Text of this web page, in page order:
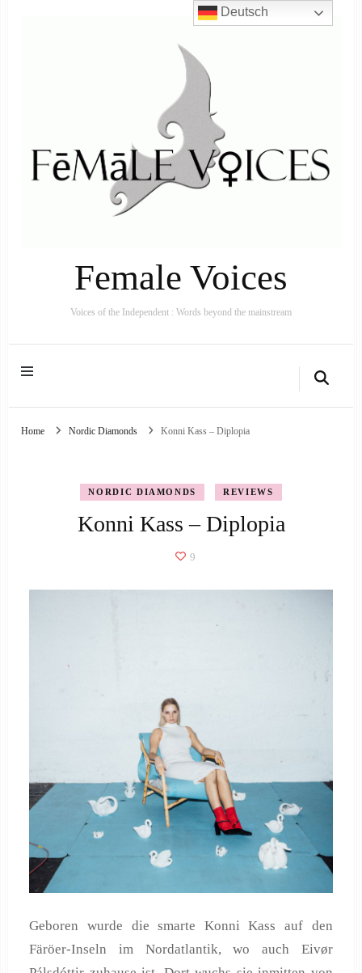
Female Voices
Voices of the Independent : Words beyond the mainstream
Home Nordic Diamonds Konni Kass – Diplopia
NORDIC DIAMONDS REVIEWS
Konni Kass – Diplopia
9
Geboren wurde die smarte Konni Kass auf den
Färöer-Inseln im Nordatlantik, wo auch Eivør
Deutsch